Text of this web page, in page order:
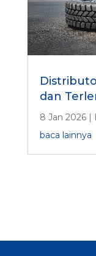
dan
8 Jan 2026|
baca lainnya